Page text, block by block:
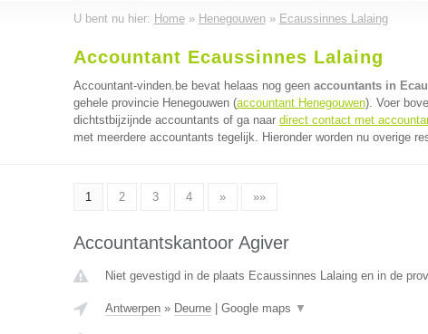
U bent nu hier: Home» Henegouwen» Ecaussinnes Lalaing
Accountant Ecaussinnes Lalaing
Accountant-vinden.be bevat helaas nog geen accountants in
gehele provincie Henegouwen (accountant Henegouwen). Voer
dichtstbijzijnde accountants of ga naar direct contact met
met meerdere accountants tegelijk. Hieronder worden nu overige
1 2 3 4 » »»
Accountantskantoor Agiver
Niet gevestigd in de plaats Ecaussinnes Lalaing en in de
Antwerpen» Deurne| Google maps ▼